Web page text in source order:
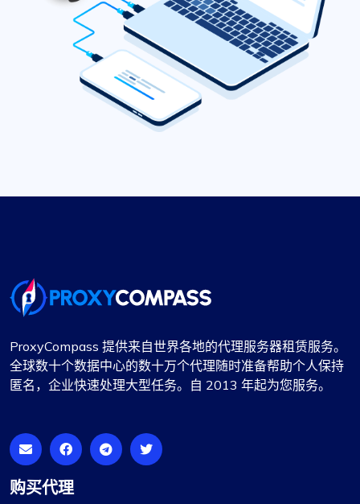
ProxyCompass 提供来自世界各地的代理服务器租赁服务。
全球数十个数据中心的数十万个代理随时准备帮助个人保持
匿名，企业快速处理大型任务。自 2013 年起为您服务。
购买代理